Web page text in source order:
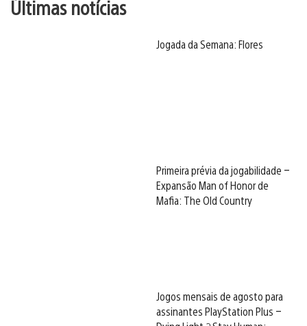
Últimas notícias
Jogada da Semana: Flores
Primeira prévia da jogabilidade –
Expansão Man of Honor de
Mafia: The Old Country
Jogos mensais de agosto para
assinantes PlayStation Plus –